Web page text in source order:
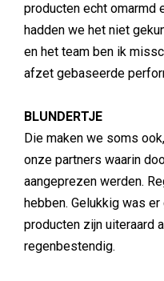
producten echt omarmd
hadden we het niet
en het team ben ik
afzet gebaseerde
BLUNDERTJE
Die maken we soms
onze partners waarin
aangeprezen werden.
hebben. Gelukkig was
producten zijn uiteraard
regenbestendig.